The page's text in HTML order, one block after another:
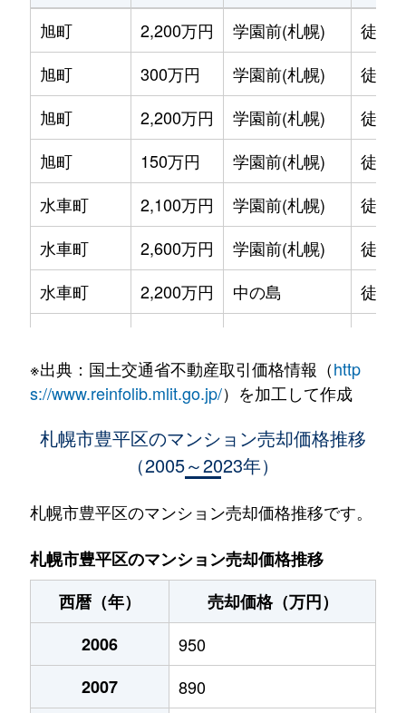
旭町
2,200万円 学園前(札幌)
徒歩
旭町
300万円 学園前(札幌)
徒歩
旭町
2,200万円 学園前(札幌)
徒歩
旭町
150万円 学園前(札幌)
徒歩
水車町
2,100万円 学園前(札幌)
徒歩
水車町
2,600万円 学園前(札幌)
徒歩
水車町
2,200万円 中の島
徒歩
水車町
1,400万円 中の島
徒歩
2,500万円 月寒中央
月寒中央通
2,700万円 月寒中央
月寒中央通
1,500万円 月寒中央
月寒中央通
3,000万円 月寒中央
月寒中央通
2,000万円
月寒中央通
260万円
※出典：国土交通省不動産取引価格情報（http
s://www.reinfolib.mlit.go.jp/）を加工して作成
札幌市豊平区のマンション売却価格推移
（2005～2023年）
札幌市豊平区のマンション売却価格推移です。
札幌市豊平区のマンション売却価格推移
西暦（年）
売却価格（万円）
2006
950
2007
890